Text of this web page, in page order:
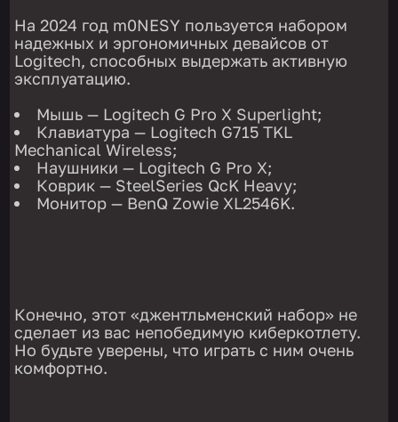
На 2024 год m0NESY пользуется набором
надежных и эргономичных девайсов от
Logitech, способных выдержать активную
эксплуатацию.
Мышь — Logitech G Pro X Superlight;
Клавиатура — Logitech G715 TKL
Mechanical Wireless;
Наушники — Logitech G Pro X;
Коврик — SteelSeries QcK Heavy;
Монитор — BenQ Zowie XL2546K.
Конечно, этот «джентльменский набор» не
сделает из вас непобедимую киберкотлету.
Но будьте уверены, что играть с ним очень
комфортно.